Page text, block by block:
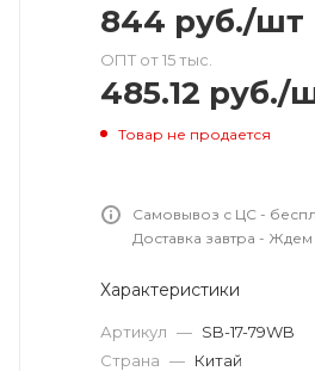
844 руб./шт
ОПТ от 15 тыс.
485.12 руб./
Товар не продается
Самовывоз с ЦС -
Доставка завтра -
Характеристики
Артикул — SB-17-79WB
Страна — Китай